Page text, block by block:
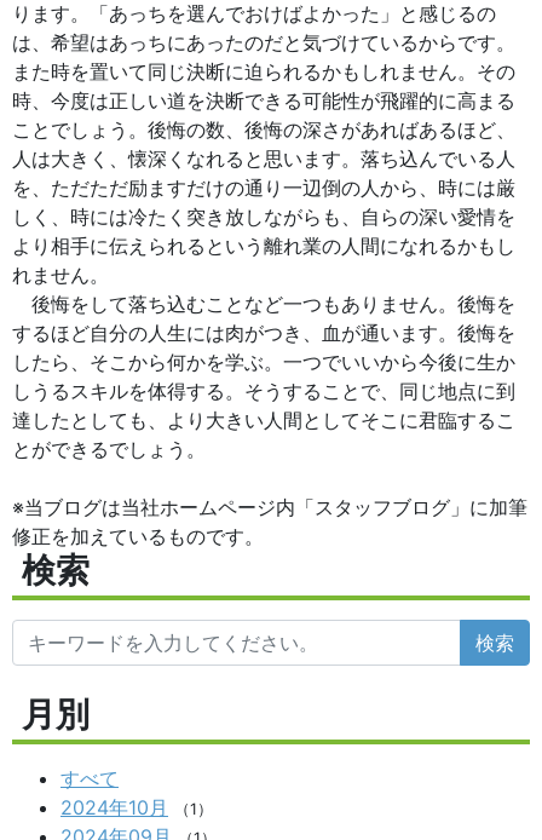
ります。「あっちを選んでおけばよかった」と感じるの
は、希望はあっちにあったのだと気づけているからです。
また時を置いて同じ決断に迫られるかもしれません。その
時、今度は正しい道を決断できる可能性が飛躍的に高まる
ことでしょう。後悔の数、後悔の深さがあればあるほど、
人は大きく、懐深くなれると思います。落ち込んでいる人
を、ただただ励ますだけの通り一辺倒の人から、時には厳
しく、時には冷たく突き放しながらも、自らの深い愛情を
より相手に伝えられるという離れ業の人間になれるかもし
れません。
後悔をして落ち込むことなど一つもありません。後悔を
するほど自分の人生には肉がつき、血が通います。後悔を
したら、そこから何かを学ぶ。一つでいいから今後に生か
しうるスキルを体得する。そうすることで、同じ地点に到
達したとしても、より大きい人間としてそこに君臨するこ
とができるでしょう。
※当ブログは当社ホームページ内「スタッフブログ」に加筆
修正を加えているものです。
検索
検索
月別
すべて
2024年10月
（1）